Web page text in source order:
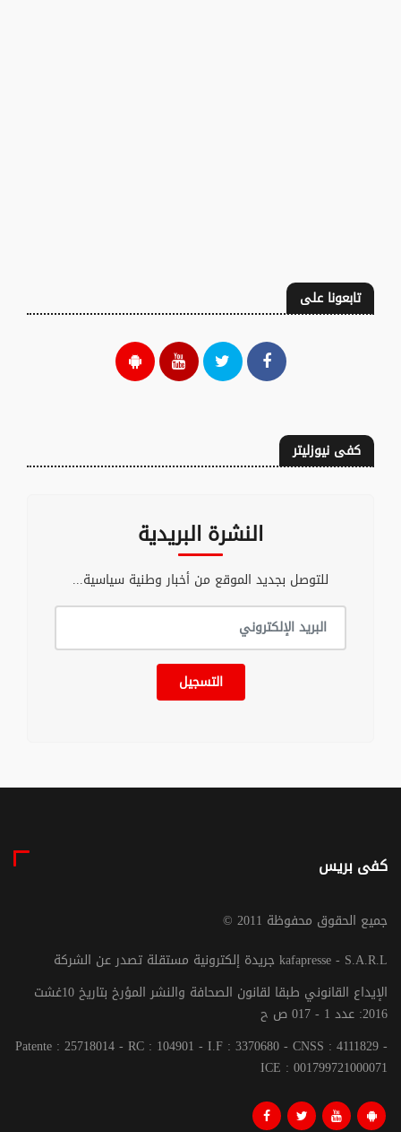
تابعونا على
كفى نيوزليتر
النشرة البريدية
للتوصل بجديد الموقع من أخبار وطنية سياسية...
التسجيل
كفى بريس
© جميع الحقوق محفوظة 2011
جريدة إلكترونية مستقلة تصدر عن الشركة kafapresse - S.A.R.L
الإيداع القانوني طبقا لقانون الصحافة والنشر المؤرخ بتاريخ 10غشت
2016: عدد 1 - 017 ص ح
Patente : 25718014 - RC : 104901 - I.F : 3370680 - CNSS : 4111829 -
ICE : 001799721000071